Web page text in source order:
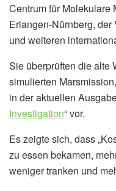
Centrum für Molekulare
Erlangen-Nürnberg,
und weiteren
Sie überprüften die alte
simulierten
in der aktuellen
Investigation“ vor.
Es zeigte sich, dass
zu essen bekamen,
weniger tranken und